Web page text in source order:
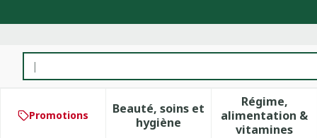
Rechercher
Promotions
Beauté, soins et
hygièneAfficher le sous-menu pour
Régime,
alimentation &
vitamines
Afficher